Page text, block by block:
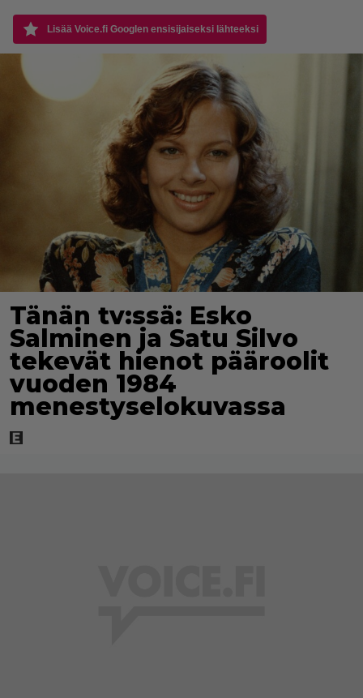
Lisää Voice.fi Googlen ensisijaiseksi lähteeksi
Tänän tv:ssä: Esko
Salminen ja Satu Silvo
tekevät hienot pääroolit
vuoden 1984
menestyselokuvassa